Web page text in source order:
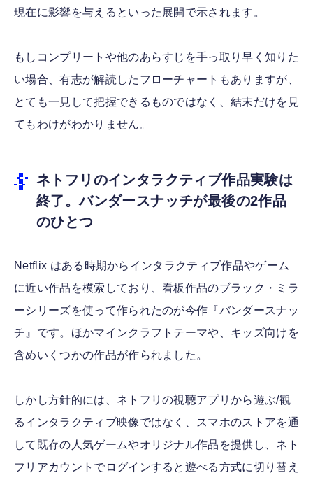
現在に影響を与えるといった展開で示されます。
もしコンプリートや他のあらすじを手っ取り早く知りた
い場合、有志が解読したフローチャートもありますが、
とても一見して把握できるものではなく、結末だけを見
てもわけがわかりません。
ネトフリのインタラクティブ作品実験は
終了。バンダースナッチが最後の2作品
のひとつ
Netflix はある時期からインタラクティブ作品やゲーム
に近い作品を模索しており、看板作品のブラック・ミラ
ーシリーズを使って作られたのが今作『バンダースナッ
チ』です。ほかマインクラフトテーマや、キッズ向けを
含めいくつかの作品が作られました。
しかし方針的には、ネトフリの視聴アプリから遊ぶ/観
るインタラクティブ映像ではなく、スマホのストアを通
して既存の人気ゲームやオリジナル作品を提供し、ネト
フリアカウントでログインすると遊べる方式に切り替え